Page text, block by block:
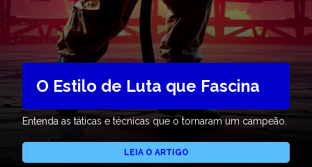
O Estilo de Luta que Fascina
Entenda as táticas e técnicas que o tornaram um campeão.
LEIA O ARTIGO